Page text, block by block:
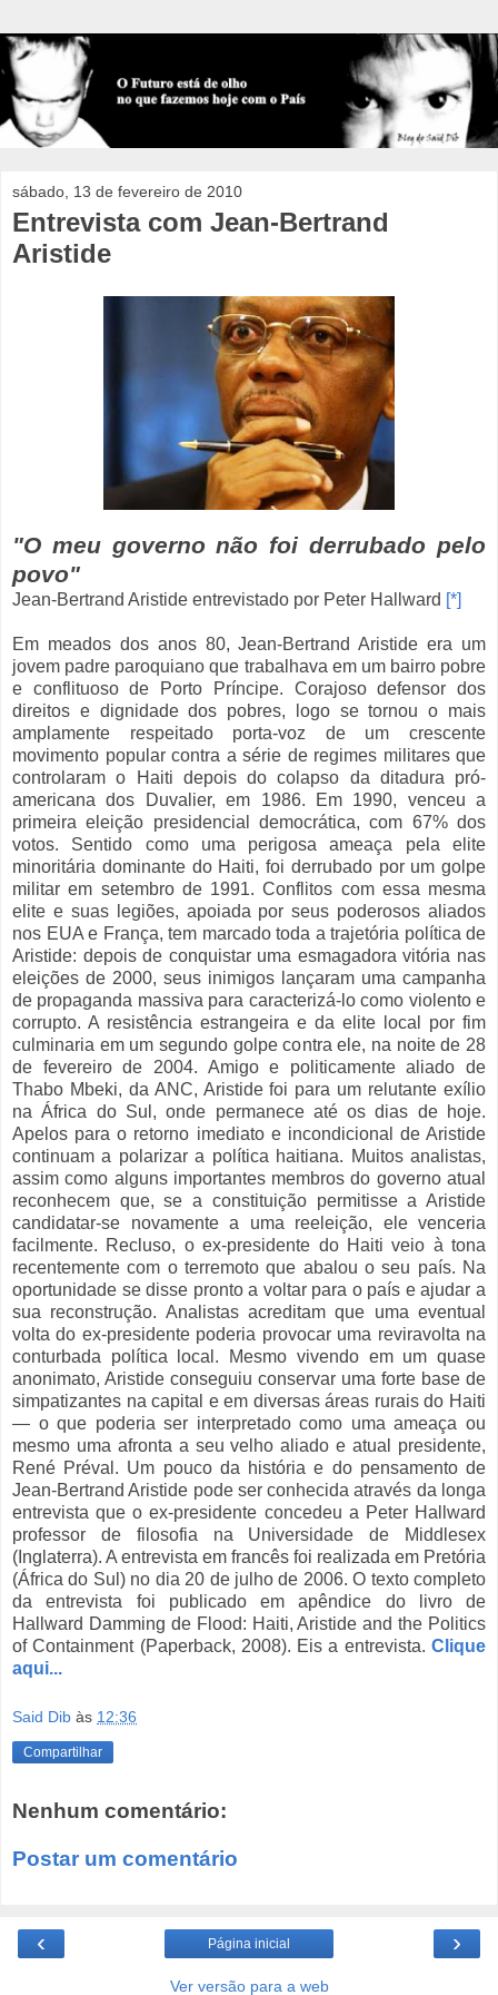
sábado, 13 de fevereiro de 2010
Entrevista com Jean-Bertrand
Aristide
"O meu governo não foi derrubado pelo
povo"
Jean-Bertrand Aristide entrevistado por Peter Hallward [*]
Em meados dos anos 80, Jean-Bertrand Aristide era um
jovem padre paroquiano que trabalhava em um bairro pobre
e conflituoso de Porto Príncipe. Corajoso defensor dos
direitos e dignidade dos pobres, logo se tornou o mais
amplamente respeitado porta-voz de um crescente
movimento popular contra a série de regimes militares que
controlaram o Haiti depois do colapso da ditadura pró-
americana dos Duvalier, em 1986. Em 1990, venceu a
primeira eleição presidencial democrática, com 67% dos
votos. Sentido como uma perigosa ameaça pela elite
minoritária dominante do Haiti, foi derrubado por um golpe
militar em setembro de 1991. Conflitos com essa mesma
elite e suas legiões, apoiada por seus poderosos aliados
nos EUA e França, tem marcado toda a trajetória política de
Aristide: depois de conquistar uma esmagadora vitória nas
eleições de 2000, seus inimigos lançaram uma campanha
de propaganda massiva para caracterizá-lo como violento e
corrupto. A resistência estrangeira e da elite local por fim
culminaria em um segundo golpe contra ele, na noite de 28
de fevereiro de 2004. Amigo e politicamente aliado de
Thabo Mbeki, da ANC, Aristide foi para um relutante exílio
na África do Sul, onde permanece até os dias de hoje.
Apelos para o retorno imediato e incondicional de Aristide
continuam a polarizar a política haitiana. Muitos analistas,
assim como alguns importantes membros do governo atual
reconhecem que, se a constituição permitisse a Aristide
candidatar-se novamente a uma reeleição, ele venceria
facilmente. Recluso, o ex-presidente do Haiti veio à tona
recentemente com o terremoto que abalou o seu país. Na
oportunidade se disse pronto a voltar para o país e ajudar a
sua reconstrução. Analistas acreditam que uma eventual
volta do ex-presidente poderia provocar uma reviravolta na
conturbada política local. Mesmo vivendo em um quase
anonimato, Aristide conseguiu conservar uma forte base de
simpatizantes na capital e em diversas áreas rurais do Haiti
— o que poderia ser interpretado como uma ameaça ou
mesmo uma afronta a seu velho aliado e atual presidente,
René Préval. Um pouco da história e do pensamento de
Jean-Bertrand Aristide pode ser conhecida através da longa
entrevista que o ex-presidente concedeu a Peter Hallward
professor de filosofia na Universidade de Middlesex
(Inglaterra). A entrevista em francês foi realizada em Pretória
(África do Sul) no dia 20 de julho de 2006. O texto completo
da entrevista foi publicado em apêndice do livro de
Hallward Damming de Flood: Haiti, Aristide and the Politics
of Containment (Paperback, 2008). Eis a entrevista. Clique
aqui...
Said Dib às 12:36
Compartilhar
Nenhum comentário:
Postar um comentário
‹ ›
Página inicial
Ver versão para a web